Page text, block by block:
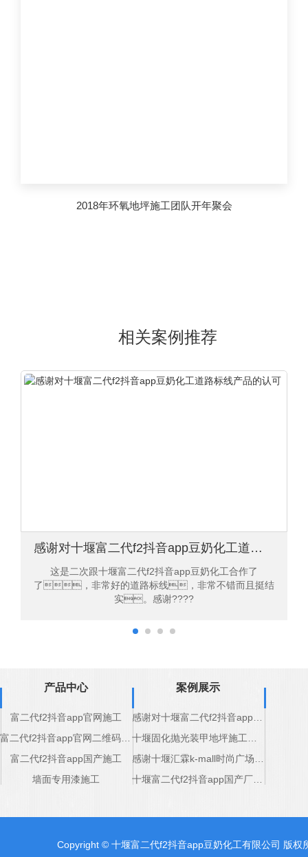
2018年环氧地坪施工团队开年聚会
相关案例推荐
感谢对十堰富二代f2抖音app豆奶化工道路标线产品的认可
这是二次跟十堰富二代f2抖音app豆奶化工合作了
了，非常好的道路标线，非常不错而且挺结
实。感谢????
产品中心
富二代f2抖音app官网施工
富二代f2抖音app官网二维码施工
富二代f2抖音app国产施工
墙面专用漆施工
案例展示
感谢对十堰富二代f2抖音app豆奶化工道路标线产品的认可
十堰固化抛光装甲地坪施工完成
感谢十堰汇霖k-mall时尚广场对十堰固化抛光装甲地坪厂家支持
十堰富二代f2抖音app国产厂家感谢五堰商场的支持
Copyright © 十堰富二代f2抖音app豆奶化工有限公司 版权所